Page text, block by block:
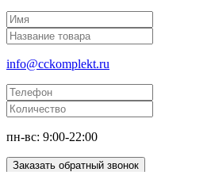
info@cckomplekt.ru
пн-вс: 9:00-22:00
Заказать обратный звонок